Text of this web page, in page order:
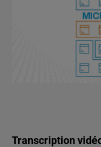
Transcription